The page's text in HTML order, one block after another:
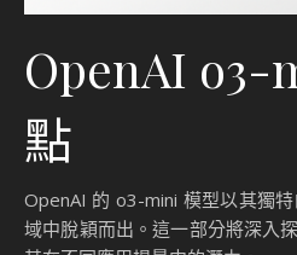
OpenAI o3-
點
OpenAI 的 o3-mini 模型以其獨
域中脫穎而出。這一部分將深入